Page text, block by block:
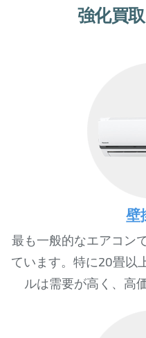
強化買
壁
最も一般的なエアコン
ています。特に20畳以
ルは需要が高く、高